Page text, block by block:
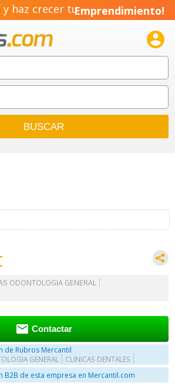
haz crecer tuEmprendimiento!

ODONTOLOGIA GENERAL
 Contactar
de Rubros Mercantil
GENERAL CLINICAS DENTALES
B2B de esta empresa en Mercantil.com